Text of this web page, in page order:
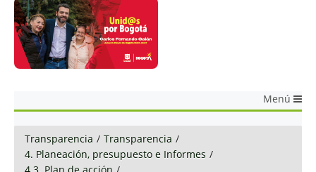
Menú
Transparencia / Transparencia /
4. Planeación, presupuesto e Informes /